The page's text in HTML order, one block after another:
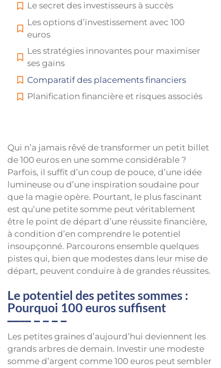
Le secret des investisseurs à succès
Les options d’investissement avec 100
euros
Les stratégies innovantes pour maximiser
ses gains
Comparatif des placements financiers
Planification financière et risques associés
Qui n’a jamais rêvé de transformer un petit billet
de 100 euros en une somme considérable ?
Parfois, il suffit d’un coup de pouce, d’une idée
lumineuse ou d’une inspiration soudaine pour
que la magie opère. Pourtant, le plus fascinant
est qu’une petite somme peut véritablement
être le point de départ d’une réussite financière,
à condition d’en comprendre le potentiel
insoupçonné. Parcourons ensemble quelques
pistes qui, bien que modestes dans leur mise de
départ, peuvent conduire à de grandes réussites.
Le potentiel des petites sommes :
Pourquoi 100 euros suffisent
Les petites graines d’aujourd’hui deviennent les
grands arbres de demain. Investir une modeste
somme d’argent comme 100 euros peut sembler